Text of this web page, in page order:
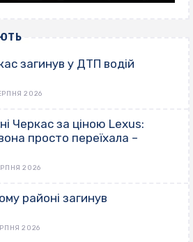
загинув у ДТП водій
2026
Черкас за ціною Lexus:
просто переїхала –
2026
районі загинув
2026